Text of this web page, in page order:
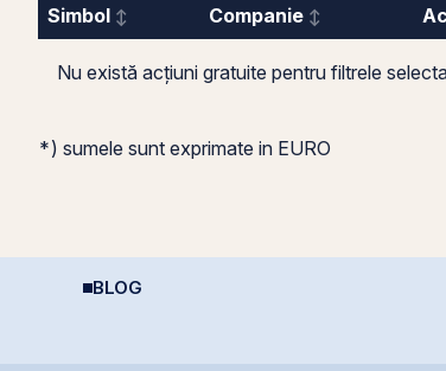
Simbol Companie
Nu există acțiuni gratuite pentru filtrele
*) sumele sunt exprimate in EURO
BLOG
Puterea retail-ului: